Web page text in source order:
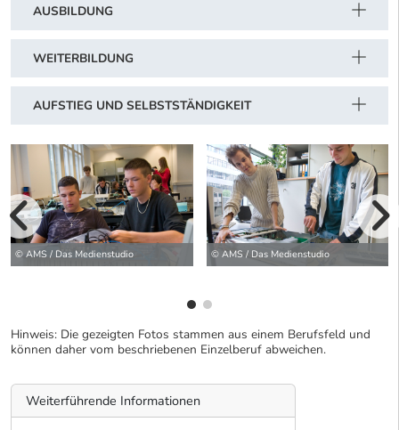
AUSBILDUNG
WEITERBILDUNG
AUFSTIEG UND SELBSTSTÄNDIGKEIT
© AMS / Das Medienstudio © AMS / Das Medienstudio
Hinweis: Die gezeigten Fotos stammen aus einem Berufsfeld und
können daher vom beschriebenen Einzelberuf abweichen.
Weiterführende Informationen